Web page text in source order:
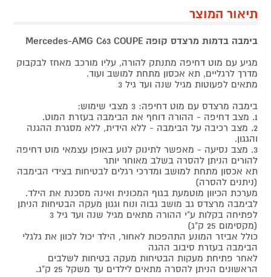
תיאור המוצר
בימבה בדמות מרצדס קופה Mercedes-AMG C63 COUPE
מגיע עם מוט דחיפה מתנתק להורה, עליו מורכב מאחז לבקבוק
מדרך לרגליים, תא אכסון מתחת למושב ועוד.
מתאים לפעוטות מגיל שנה ועד גיל 3
בימבה מרצדס עם מוט דחיפה: 3 מצבי שימוש:
1. מצב דחיפה - ההורה דוחף את הבימבה בעזרת המוט.
2. מצב רכיבה על הבימבה - ללא הידית, ללא מסגרת ההגנה
והגגון.
3. מצב נסיעה - מאפשר לתינוק לנוע באופן עצמאי מוט דחיפה
להורים הניתן להסרה בשלב מאוחר יותר
תא אכסון מתחת למושב ומדרכי רגלים לבטיחות בצידי הבימבה
(ניתנים להסרה)
מערכת הכיוון מוטמעת בגוף המכונית ואינה מסכנת את הילד.
לבימבה מרצדס גב מושב גבוה ונוח וגגון מעקה הבטיחות הניתן
לפתיחה בקלות ע"י ההורה מתאים מגיל שנה ועד גיל 3
(מקסימום 25 ק"ג)
כולל אביזר המונע התהפכות לאחור, הילד יכול לכוון את גלגלי
הבימבה בעזרת סיבוב ההגה
לאחר פתיחת מעקות הבטיחות מעקה בטיחות לשלבים
הראשונים הניתן להסרה מתאים לילדים עד משקל 25 ק"ג.